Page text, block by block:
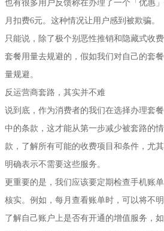
也有很多用户反馈称在办理了一个「优惠
月扣费6元。这种情况让用户感到被欺骗。
只能说，除了极个别恶性推销和隐藏式收
套餐用量去规避的，假如我们对自己的套
量规避。
反运营商套路，其实并不难
说到底，作为消费者的我们在选择办理套
中的条款，这才能从第一步减少被套路的
款，了解所有可能的收费项目和条件，尤
明确表示不需要这些服务。
更重要的是，我们应该要定期检查手机账
核实。例如，每月查看账单时，可以将不
了解自己账户上是否有开通的增值服务，